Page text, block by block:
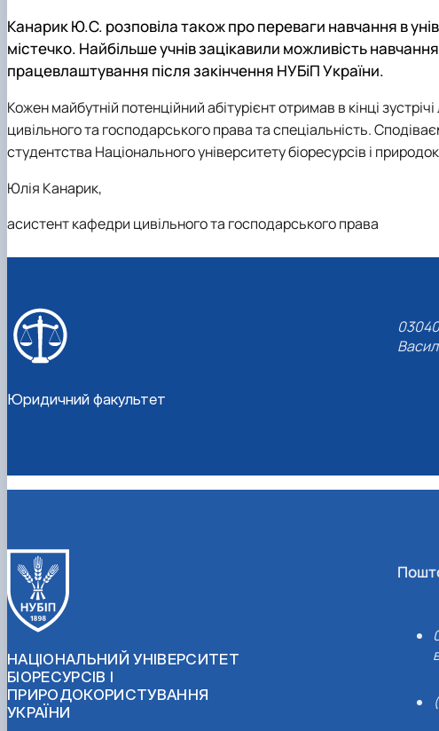
Канарик Ю.С. розповіла також про переваги навчання в
містечко. Найбільше учнів зацікавили можливість
працевлаштування після закінчення НУБіП України.
Кожен майбутній потенційний абітурієнт отримав в кінці
цивільного та господарського права та спеціальність.
студентства Національного університету біоресурсів і
Юлія Канарик,
асистент кафедри цивільного та господарського права
Юридичний факультет
НАЦІОНАЛЬНИЙ УНІВЕРСИТЕТ
БІОРЕСУРСІВ І
ПРИРОДОКОРИСТУВАННЯ
УКРАЇНИ